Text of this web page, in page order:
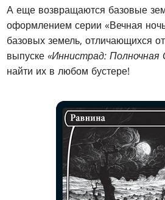
А еще возвращаются базовые
оформлением серии «Вечная
базовых земель, отличающихся
выпуске«Иннистрад: Полночная
найти их в любом бустере!